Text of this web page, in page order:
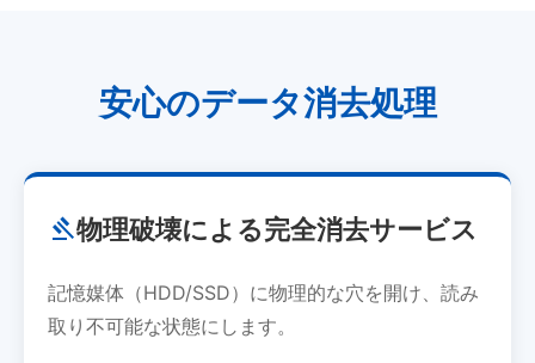
安心のデータ消去処理
gavel物理破壊による完全消去サービス
記憶媒体（HDD/SSD）に物理的な穴を開け、読み
取り不可能な状態にします。